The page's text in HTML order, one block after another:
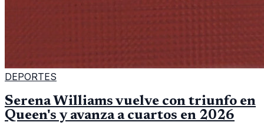
DEPORTES
Serena Williams vuelve con triunfo en
Queen's y avanza a cuartos en 2026